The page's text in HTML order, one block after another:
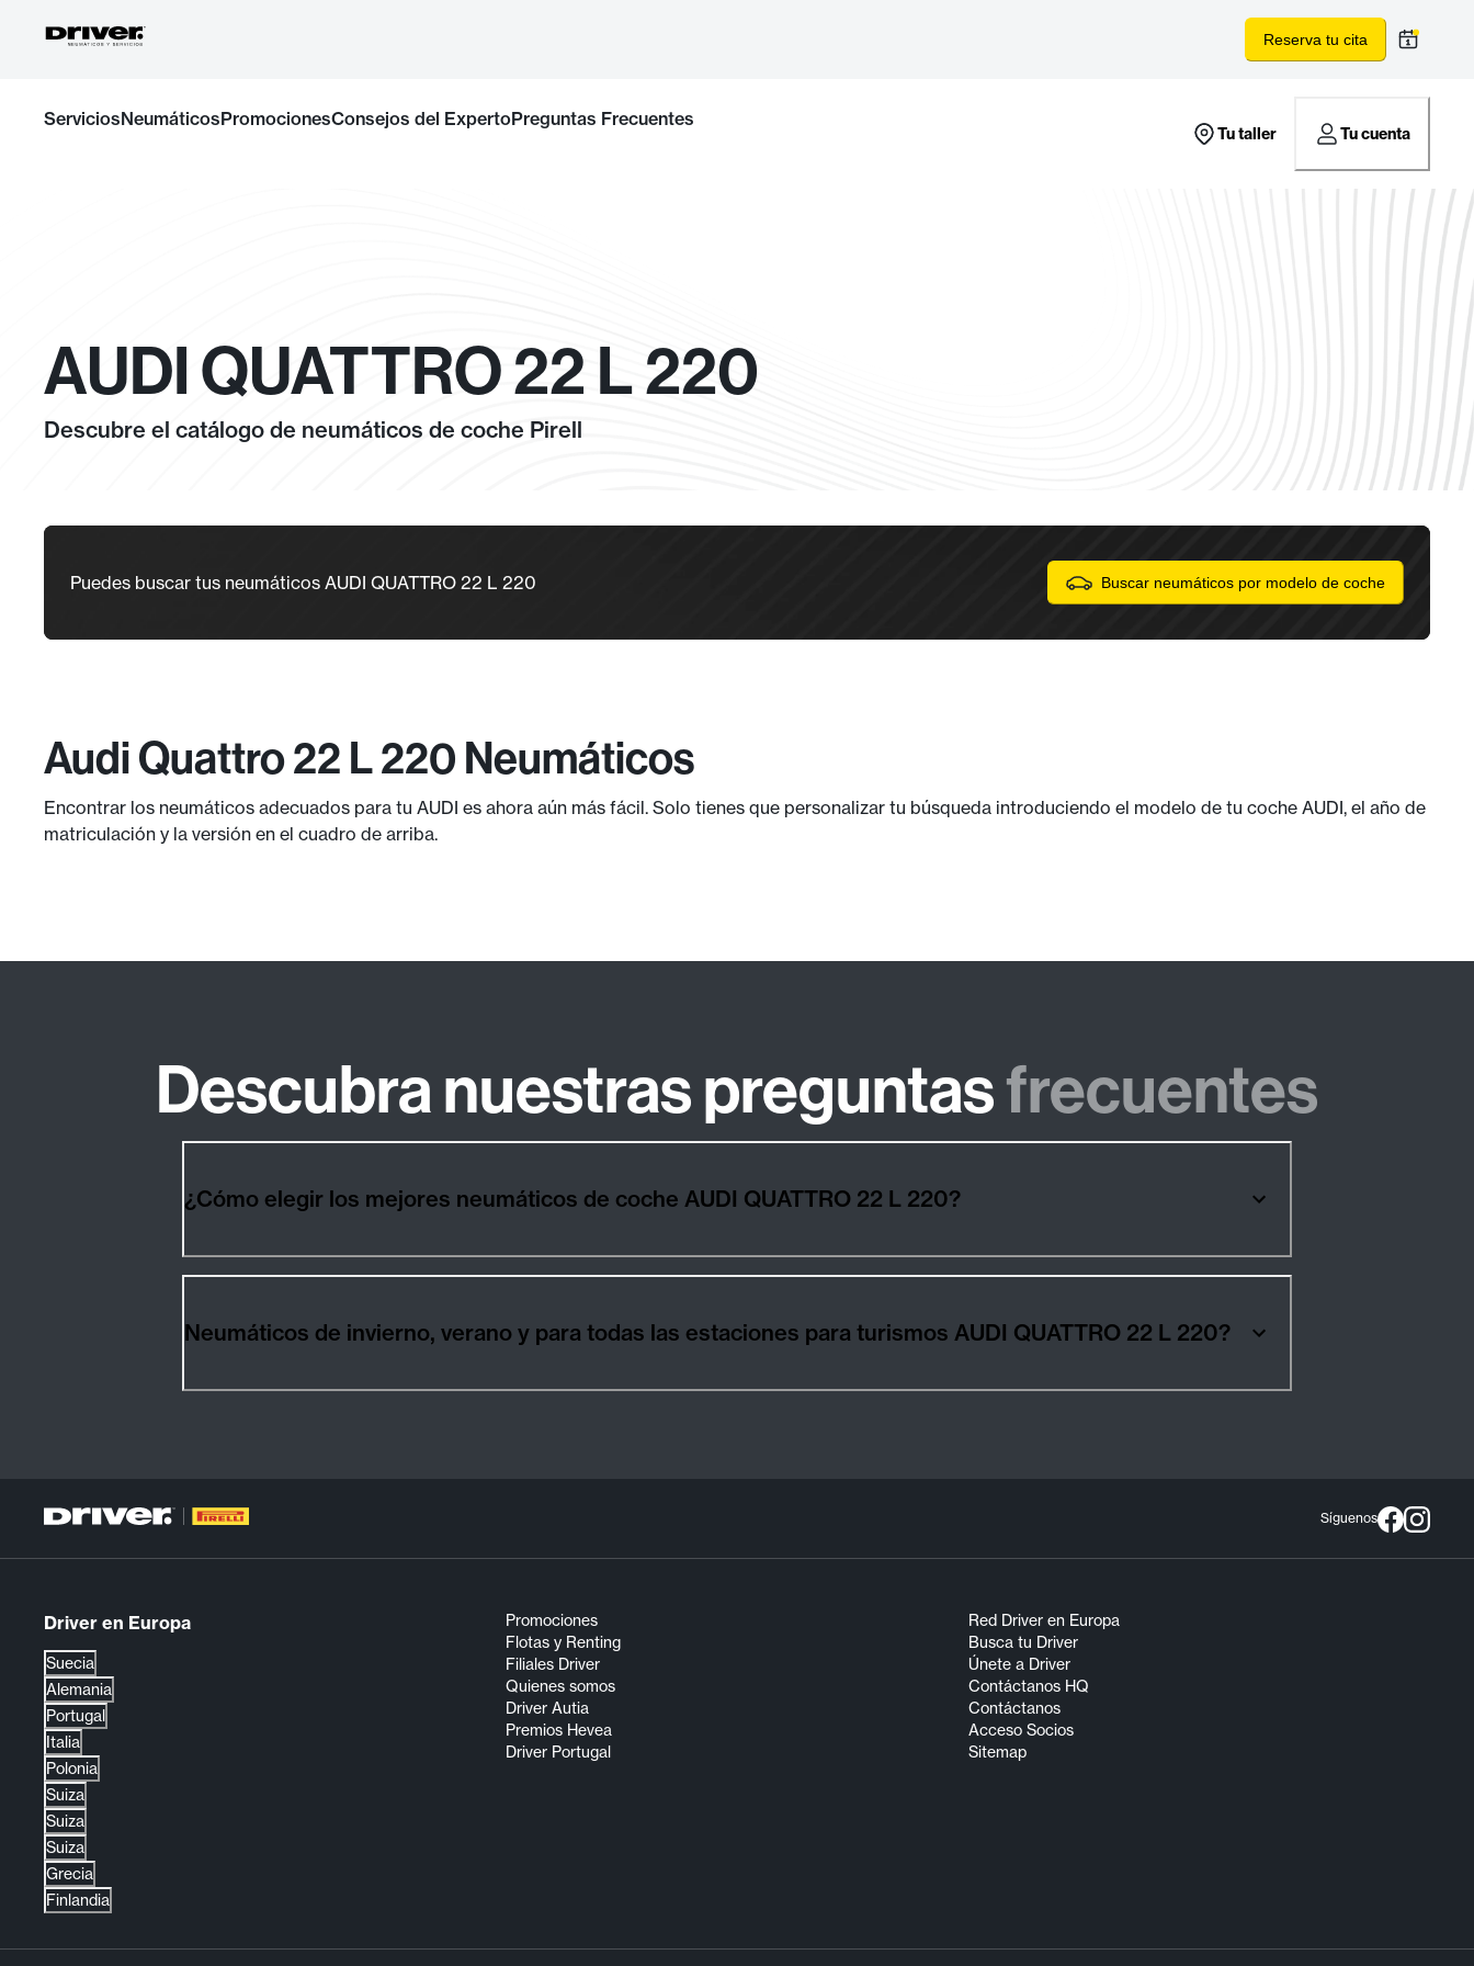
Reserva tu cita
ServiciosNeumáticosPromocionesConsejos del ExpertoPreguntas Frecuentes
Tu taller Tu cuenta
AUDI QUATTRO 22 L 220
Descubre el catálogo de neumáticos de coche Pirell
Puedes buscar tus neumáticos AUDI QUATTRO 22 L 220 Buscar neumáticos por modelo de coche
Audi Quattro 22 L 220 Neumáticos
Encontrar los neumáticos adecuados para tu AUDI es ahora aún más fácil. Solo tienes que personalizar tu búsqueda introduciendo el modelo de tu coche AUDI, el año de
matriculación y la versión en el cuadro de arriba.
Descubra nuestras preguntasfrecuentes
¿Cómo elegir los mejores neumáticos de coche AUDI QUATTRO 22 L 220?
Neumáticos de invierno, verano y para todas las estaciones para turismos AUDI QUATTRO 22 L 220?
Síguenos
Driver en Europa
Suecia
Alemania
Portugal
Italia
Polonia
Suiza
Suiza
Suiza
Grecia
Finlandia
Promociones
Flotas y Renting
Filiales Driver
Quienes somos
Driver Autia
Premios Hevea
Driver Portugal
Red Driver en Europa
Busca tu Driver
Únete a Driver
Contáctanos HQ
Contáctanos
Acceso Socios
Sitemap